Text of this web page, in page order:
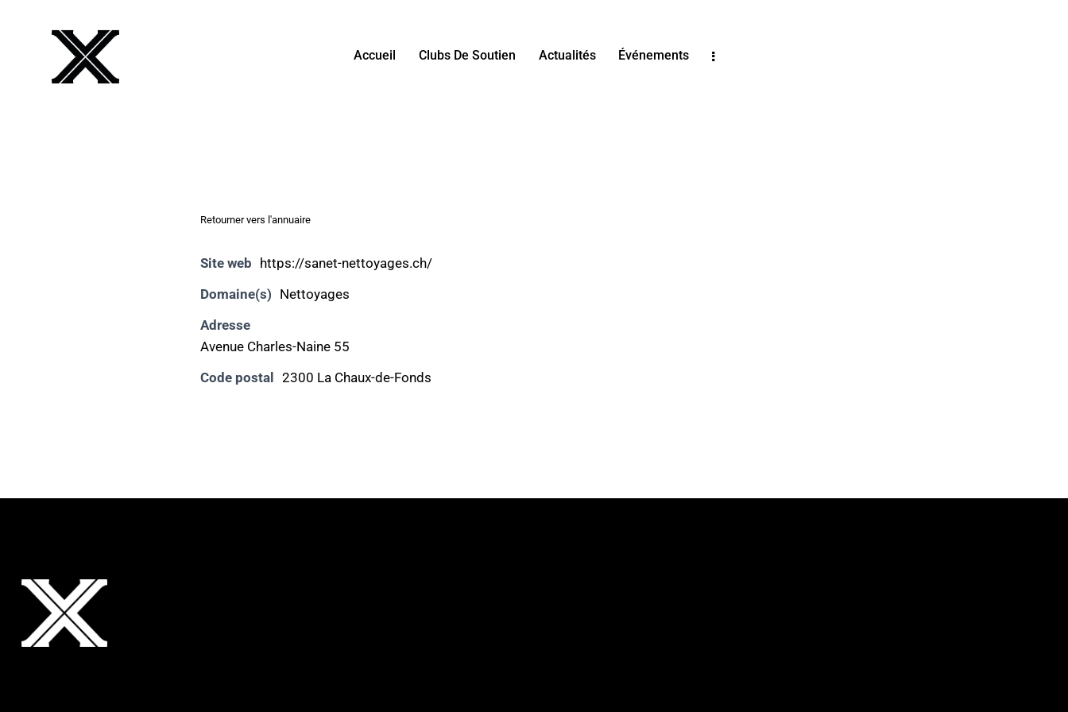
Accueil Clubs De Soutien Actualités Événements
Retourner vers l'annuaire
Site web https://sanet-nettoyages.ch/
Domaine(s) Nettoyages
Adresse
Avenue Charles-Naine 55
Code postal 2300 La Chaux-de-Fonds